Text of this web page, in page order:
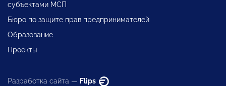
субъектами МСП
Бюро по защите прав предпринимателей
Образование
Проекты
Разработка сайта — Flips